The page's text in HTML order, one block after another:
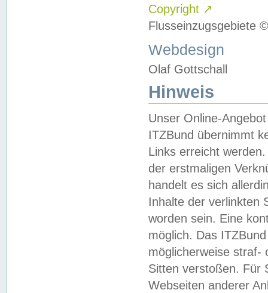
Copyright ↗
Flusseinzugsgebiete
Webdesign
Olaf Gottschall
Hinweis
Unser Online-
ITZBund übernimmt
Links erreicht
der erstmaligen
handelt es sich
Inhalte der verlinkten
worden sein. Eine
möglich. Das
möglicherweise straf-
Sitten verstoßen. Für
Webseiten anderer